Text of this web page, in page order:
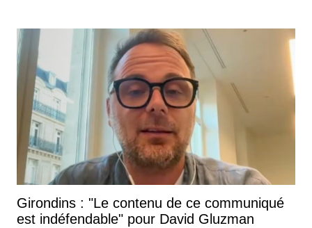
Girondins : "Le contenu de ce communiqué
est indéfendable" pour David Gluzman